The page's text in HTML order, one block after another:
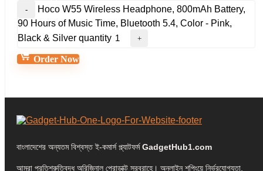
Hoco W55 Wireless Headphone, 800mAh Battery,
90 Hours of Music Time, Bluetooth 5.4, Color - Pink,
Black & Silver quantity
Order Now
বাংলাদেশের অন্যতম বিশ্বস্ত ই-কমার্স প্ল্যাটফর্মGadgetHub1.com
আমরা প্রতিশ্রুতিবদ্ধ অরিজিনাল প্রোডাক্ট সরবরাহে। অনলাইন শপিংয়ে নির্ভরযোগ্যতা,